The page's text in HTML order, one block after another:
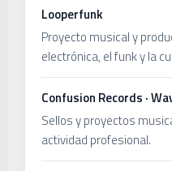
Looperfunk
Proyecto musical y
electrónica, el funk y la
Confusion Records ·
Sellos y proyectos
actividad profesional.